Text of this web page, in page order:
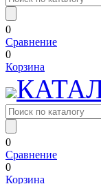
0
Сравнение
0
Корзина
0
Сравнение
0
Корзина